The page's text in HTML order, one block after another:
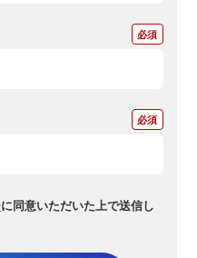
に同意いただいた上で送信し